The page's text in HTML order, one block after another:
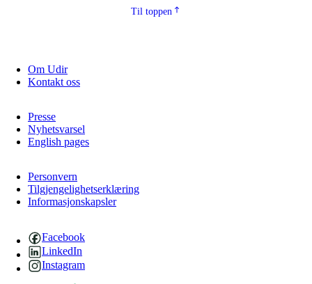
Bærekraftig utviklingTil toppen
Om Udir
Kontakt oss
Presse
Nyhetsvarsel
English pages
Personvern
Tilgjengelighetserklæring
Informasjonskapsler
Facebook
LinkedIn
Instagram